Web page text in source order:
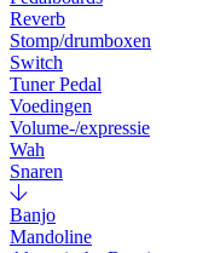
Reverb
Stomp/drumboxen
Switch
Tuner Pedal
Voedingen
Volume-/expressie
Wah
Snaren
Banjo
Mandoline